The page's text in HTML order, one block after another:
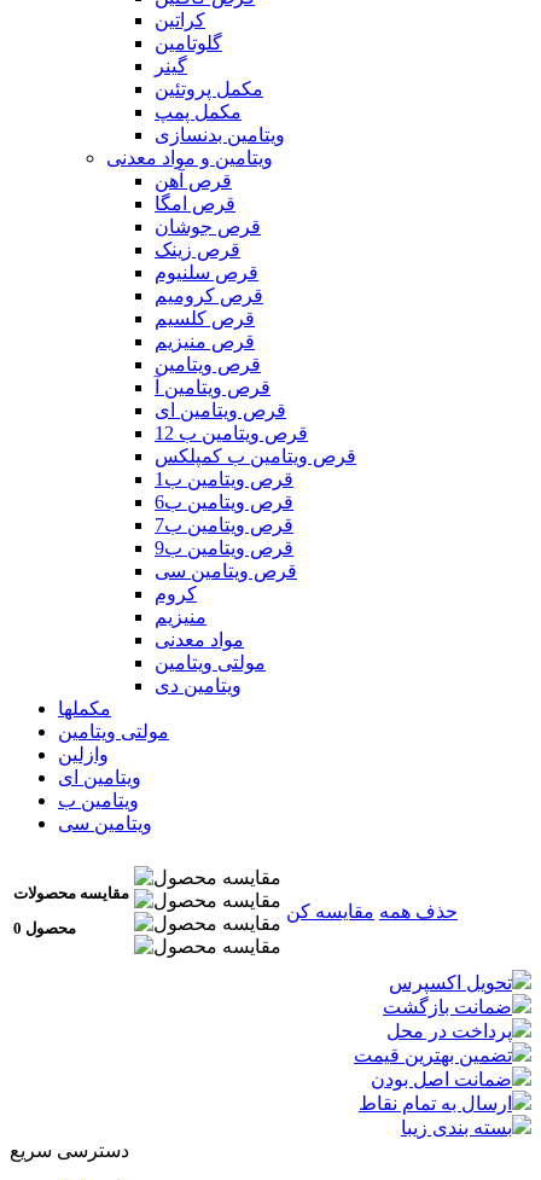
کراتین
گلوتامین
گینر
مکمل پروتئین
مکمل پمپ
ویتامین بدنسازی
ویتامین و مواد معدنی
قرص آهن
قرص امگا
قرص جوشان
قرص زینک
قرص سلنیوم
قرص کرومیم
قرص کلسیم
قرص منیزیم
قرص ویتامین
قرص ویتامین آ
قرص ویتامین ای
قرص ویتامین ب 12
قرص ویتامین ب کمپلکس
قرص ویتامین ب1
قرص ویتامین ب6
قرص ویتامین ب7
قرص ویتامین ب9
قرص ویتامین سی
کروم
منیزیم
مواد معدنی
مولتی ویتامین
ویتامین دی
مکملها
مولتی ویتامین
وازلین
ویتامین ای
ویتامین ب
ویتامین سی
مقایسه محصولات
0 محصول
حذف همه مقایسه کن
تحویل اکسپرس
ضمانت بازگشت
پرداخت در محل
تضمین بهترین قیمت
ضمانت اصل بودن
ارسال به تمام نقاط
بسته بندی زیبا
دسترسی سریع